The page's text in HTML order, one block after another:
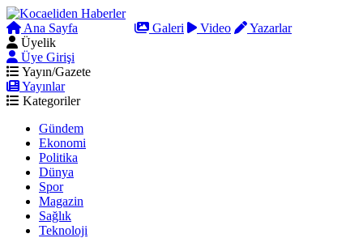
Ana Sayfa Galeri Video
Yazarlar
Üyelik
Üye Girişi
Yayın/Gazete
Yayınlar
Kategoriler
Gündem
Ekonomi
Politika
Dünya
Spor
Magazin
Sağlık
Teknoloji